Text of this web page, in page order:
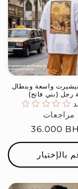
واسعة وبنطال
رجل (بني فاتح)
مراجعات
السعر
العادي
36.000
بالإختيار